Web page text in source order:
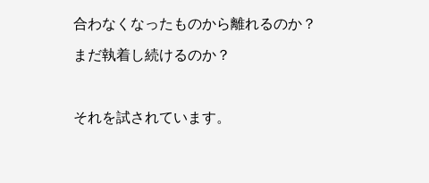
合わなくなったものから離れるのか？
まだ執着し続けるのか？
それを試されています。